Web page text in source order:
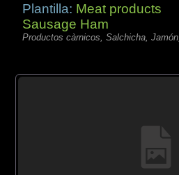
Plantilla: Meat products
Sausage Ham
Productos càrnicos, Salchicha, Jamón,